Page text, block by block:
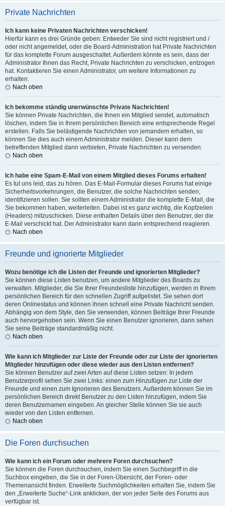
Private Nachrichten
Ich kann keine Privaten Nachrichten verschicken!
Hierfür kann es drei Gründe geben: Entweder Sie sind nicht registriert und /
oder nicht angemeldet, oder die Board-Administration hat Private Nachrichten
für das komplette Forum ausgeschaltet. Außerdem könnte es sein, dass der
Administrator Ihnen das Recht, Private Nachrichten zu verschicken, entzogen
hat. Kontaktieren Sie einen Administrator, um weitere Informationen zu
erhalten.
Nach oben
Ich bekomme ständig unerwünschte Private Nachrichten!
Sie können Private Nachrichten, die Ihnen ein Mitglied sendet, automatisch
löschen, indem Sie in Ihrem persönlichen Bereich eine entsprechende Regel
erstellen. Falls Sie belästigende Nachrichten von jemandem erhalten, so
können Sie dies auch einem Administrator melden. Dieser kann dem
betreffenden Mitglied dann verbieten, Private Nachrichten zu versenden.
Nach oben
Ich habe eine Spam-E-Mail von einem Mitglied dieses Forums erhalten!
Es tut uns leid, das zu hören. Das E-Mail-Formular dieses Forums hat einige
Sicherheitsvorkehrungen, die Benutzer, die solche Nachrichten senden,
identifizieren sollen. Sie sollten einem Administrator die komplette E-Mail, die
Sie bekommen haben, weiterleiten. Dabei ist es ganz wichtig, die Kopfzeilen
(Headers) mitzuschicken. Diese enthalten Details über den Benutzer, der die
E-Mail verschickt hat. Der Administrator kann dann entsprechend reagieren.
Nach oben
Freunde und ignorierte Mitglieder
Wozu benötige ich die Listen der Freunde und ignorierten Mitglieder?
Sie können diese Listen benutzen, um andere Mitglieder des Boards zu
verwalten. Mitglieder, die Sie Ihrer Freundesliste hinzufügen, werden in Ihrem
persönlichen Bereich für den schnellen Zugriff aufgelistet. Sie sehen dort
deren Onlinestatus und können ihnen schnell eine Private Nachricht senden.
Abhängig von dem Style, den Sie verwenden, können Beiträge Ihrer Freunde
auch hervorgehoben sein. Wenn Sie einen Benutzer ignorieren, dann sehen
Sie seine Beiträge standardmäßig nicht.
Nach oben
Wie kann ich Mitglieder zur Liste der Freunde oder zur Liste der ignorierten
Mitglieder hinzufügen oder diese wieder aus den Listen entfernen?
Sie können Benutzer auf zwei Arten auf diese Listen setzen: In jedem
Benutzerprofil sehen Sie zwei Links: einen zum Hinzufügen zur Liste der
Freunde und einen zum Ignorieren des Benutzers. Außerdem können Sie im
persönlichen Bereich direkt Benutzer zu den Listen hinzufügen, indem Sie
deren Benutzernamen eingeben. An gleicher Stelle können Sie sie auch
wieder von den Listen entfernen.
Nach oben
Die Foren durchsuchen
Wie kann ich ein Forum oder mehrere Foren durchsuchen?
Sie können die Foren durchsuchen, indem Sie einen Suchbegriff in die
Suchbox eingeben, die Sie in der Foren-Übersicht, der Foren- oder
Themenansicht finden. Erweiterte Suchmöglichkeiten erhalten Sie, indem Sie
den „Erweiterte Suche“-Link anklicken, der von jeder Seite des Forums aus
verfügbar ist.